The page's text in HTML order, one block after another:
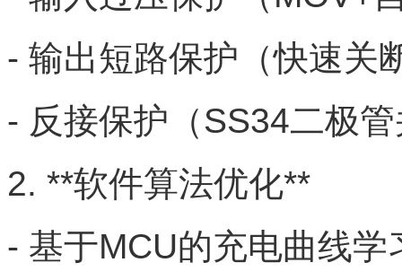
- 输出短路保护（快速关
- 反接保护（SS34二极
2. **软件算法优化**
- 基于MCU的充电曲线学